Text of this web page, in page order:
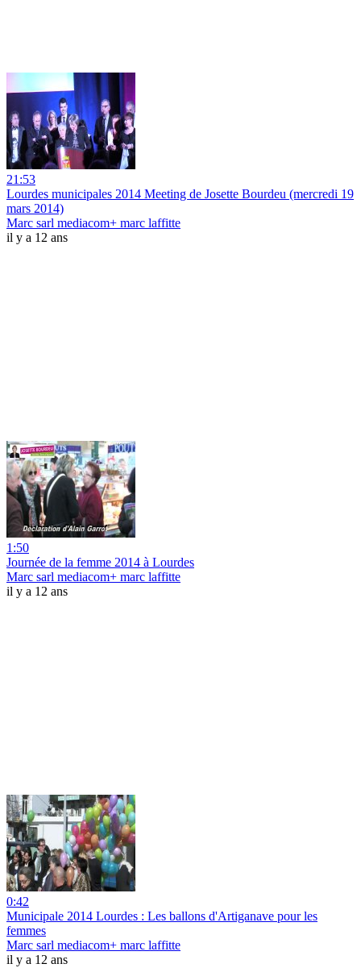
21:53
Lourdes municipales 2014 Meeting de Josette Bourdeu (mercredi 19
mars 2014)
Marc sarl mediacom+ marc laffitte
il y a 12 ans
1:50
Journée de la femme 2014 à Lourdes
Marc sarl mediacom+ marc laffitte
il y a 12 ans
0:42
Municipale 2014 Lourdes : Les ballons d'Artiganave pour les
femmes
Marc sarl mediacom+ marc laffitte
il y a 12 ans